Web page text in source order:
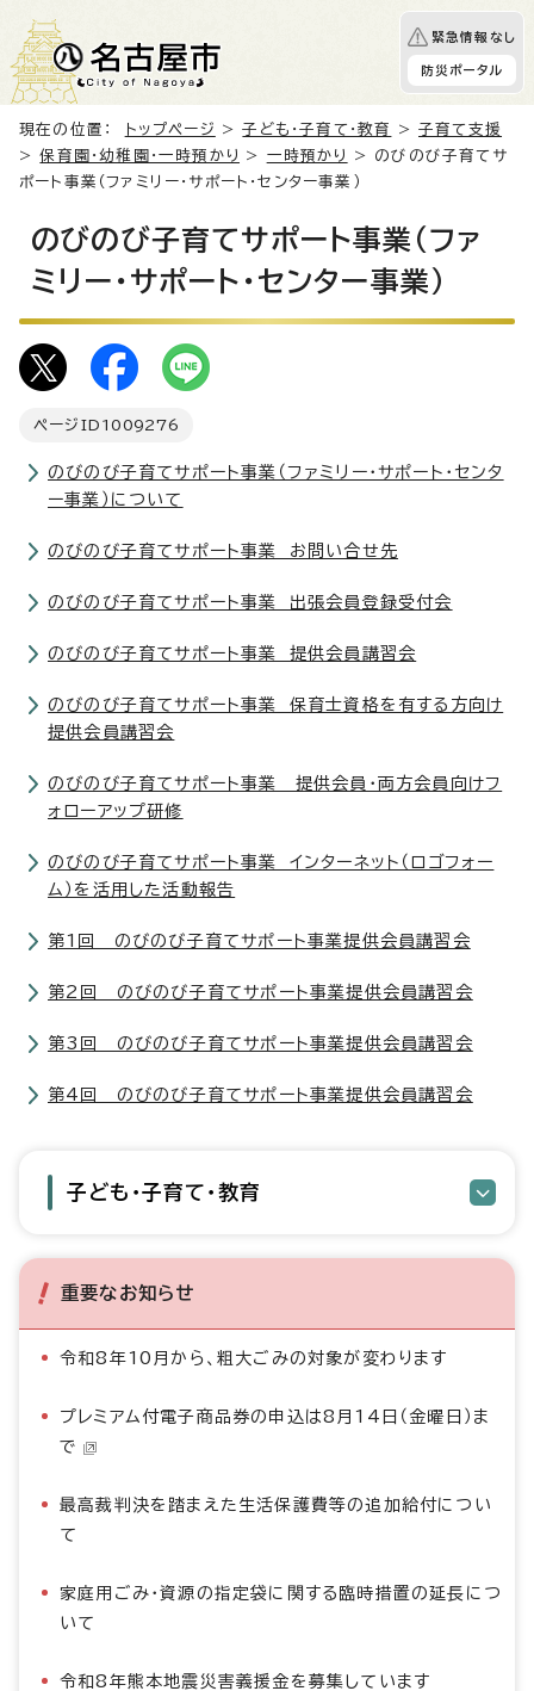
緊急情報なし
防災ポータル
現在の位置： トップページ >子ども・子育て・教育 >子育て支援
>保育園・幼稚園・一時預かり > 一時預かり
> のびのび子育てサ
ポート事業（ファミリー・サポート・センター事業）
のびのび子育てサポート事業（ファ
ミリー・サポート・センター事業）
ページID 1009276
のびのび子育てサポート事業（ファミリー・サポート・センタ
ー事業）について
のびのび子育てサポート事業 お問い合せ先
のびのび子育てサポート事業 出張会員登録受付会
のびのび子育てサポート事業 提供会員講習会
のびのび子育てサポート事業 保育士資格を有する方向け
提供会員講習会
のびのび子育てサポート事業 提供会員・両方会員向けフ
ォローアップ研修
のびのび子育てサポート事業 インターネット（ロゴフォー
ム）を活用した活動報告
第1回 のびのび子育てサポート事業提供会員講習会
第2回 のびのび子育てサポート事業提供会員講習会
第3回 のびのび子育てサポート事業提供会員講習会
第4回 のびのび子育てサポート事業提供会員講習会
子ども・子育て・教育
重要なお知らせ
令和8年10月から、粗大ごみの対象が変わります
プレミアム付電子商品券の申込は8月14日（金曜日）ま
で
最高裁判決を踏まえた生活保護費等の追加給付につい
て
家庭用ごみ・資源の指定袋に関する臨時措置の延長につ
いて
令和8年熊本地震災害義援金を募集しています